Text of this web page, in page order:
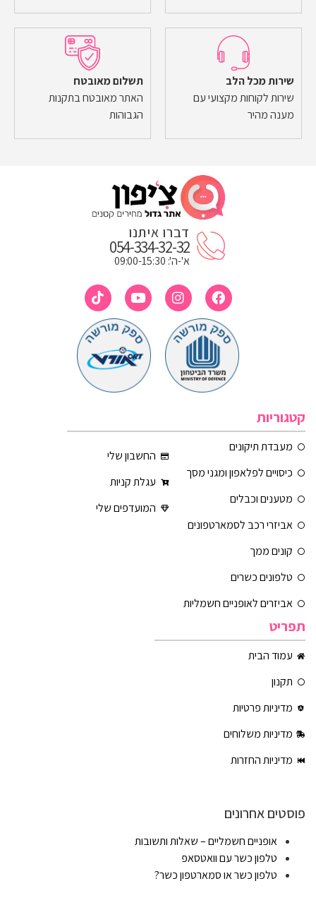
שירות מכל הלב
שירות לקוחות מקצועי עם
מענה מהיר
תשלום מאובטח
האתר מאובטח בתקנות
הגבוהות
דברו איתנו
054-334-32-32
א'-ה': 09:00-15:30
קטגוריות
מעבדת תיקונים
כיסויים לפלאפון ומגני מסך
מטענים וכבלים
אביזרי רכב לסמארטפונים
קונים ממך
טלפונים כשרים
אביזרים לאופניים חשמליות
החשבון שלי
עגלת קניות
המועדפים שלי
תפריט
עמוד הבית
תקנון
מדיניות פרטיות
מדיניות משלוחים
מדיניות החזרות
פוסטים אחרונים
אופניים חשמליים – שאלות ותשובות
טלפון כשר עם וואטסאפ
טלפון כשר או סמארטפון כשר?